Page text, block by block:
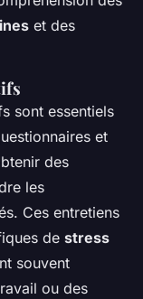
et des
sont essentiels
et
des
les
Ces entretiens
de stress
souvent
ou des